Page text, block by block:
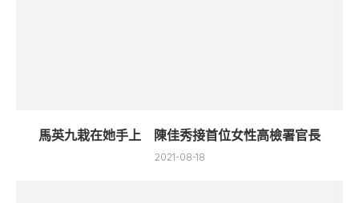
馬英九栽在她手上 陳佳秀接首位女性高檢署官長
2021-08-18